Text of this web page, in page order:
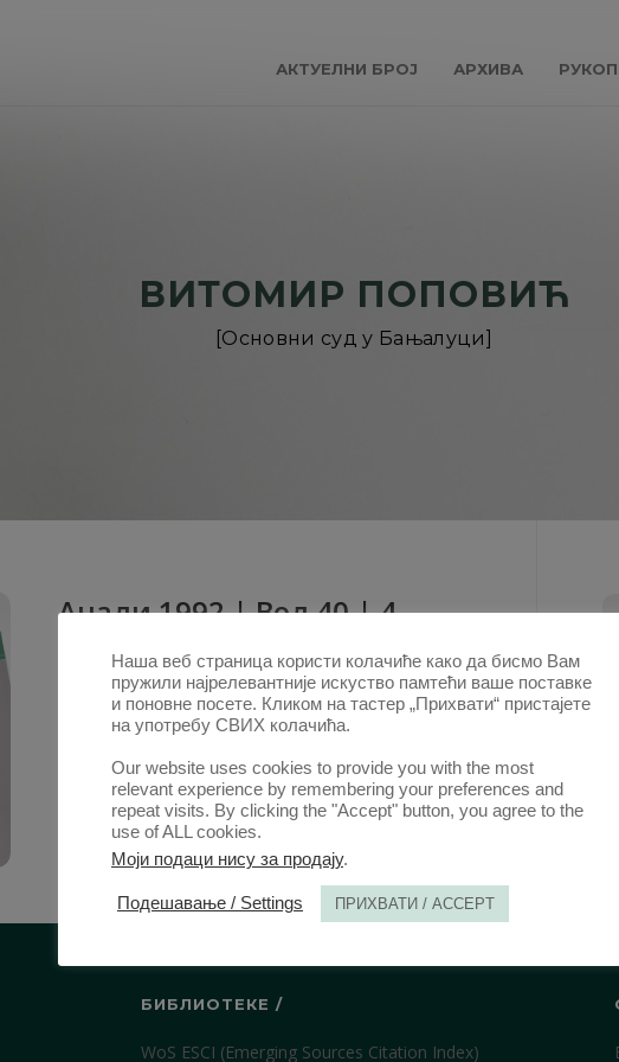
АКТУЕЛНИ БРОЈ АРХИВА
ВИТОМИР ПОПОВИЋ
[Основни суд у Бањалуци]
Анaли 1992 | Вол 40 | 4
Радови овог аутора у овој свесци
ОДРЕЂИВАЊЕ ЦИЈЕНЕ КОД УГОВОРА О
ПРОДАЈИ У ПРИВРЕДИ (PDF)
1. ОКТ. 1992.
БИБЛИОТЕКЕ /
WoS ESCI (Emerging Sources Citation Index)
Наша веб страница користи колачиће како да бисмо Вам
пружили најрелевантније искуство памтећи ваше поставке
и поновне посете. Кликом на тастер „Прихвати“ пристајете
на употребу СВИХ колачића.
Our website uses cookies to provide you with the most
relevant experience by remembering your preferences and
repeat visits. By clicking the "Accept" button, you agree to the
use of ALL cookies.
Моји подаци нису за продају.
Подешавање / Settings ПРИХВАТИ / ACCEPT